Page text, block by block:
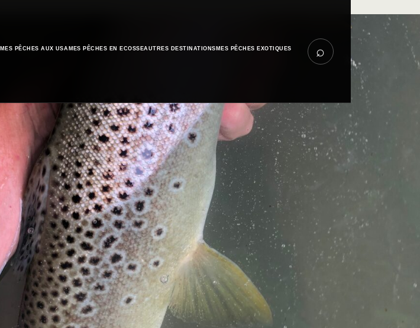
MES PÊCHES AUX USA MES PÊCHES EN ECOSSEAUTRES DESTINATIONS MES PÊCHES EXOTIQUES ⌕